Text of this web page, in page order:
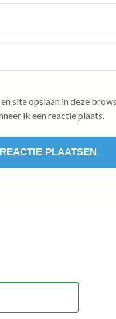
site opslaan in deze
ik een reactie plaats.